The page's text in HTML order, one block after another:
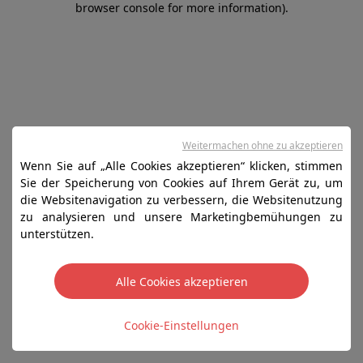
browser console for more information).
Wenn Sie auf „Alle Cookies akzeptieren“ klicken, stimmen
Sie der Speicherung von Cookies auf Ihrem Gerät zu, um
die Websitenavigation zu verbessern, die Websitenutzung
zu analysieren und unsere Marketingbemühungen zu
unterstützen.
Alle Cookies akzeptieren
Cookie-Einstellungen
Weitermachen ohne zu akzeptieren